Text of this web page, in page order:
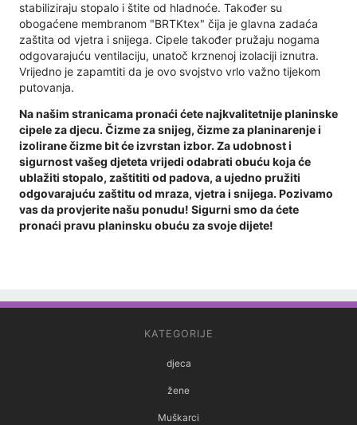
stabiliziraju stopalo i štite od hladnoće. Također su
obogaćene membranom "BRTKtex" čija je glavna zadaća
zaštita od vjetra i snijega. Cipele također pružaju nogama
odgovarajuću ventilaciju, unatoč krznenoj izolaciji iznutra.
Vrijedno je zapamtiti da je ovo svojstvo vrlo važno tijekom
putovanja.
Na našim stranicama pronaći ćete najkvalitetnije planinske
cipele za djecu. Čizme za snijeg, čizme za planinarenje i
izolirane čizme bit će izvrstan izbor. Za udobnost i
sigurnost vašeg djeteta vrijedi odabrati obuću koja će
ublažiti stopalo, zaštititi od padova, a ujedno pružiti
odgovarajuću zaštitu od mraza, vjetra i snijega. Pozivamo
vas da provjerite našu ponudu! Sigurni smo da ćete
pronaći pravu planinsku obuću za svoje dijete!
KATEGORIJE
djeca
žene
Muškarci